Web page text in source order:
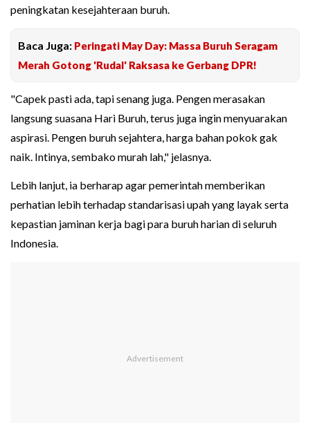
peningkatan kesejahteraan buruh.
Baca Juga: Peringati May Day: Massa Buruh Seragam
Merah Gotong 'Rudal' Raksasa ke Gerbang DPR!
"Capek pasti ada, tapi senang juga. Pengen merasakan
langsung suasana Hari Buruh, terus juga ingin menyuarakan
aspirasi. Pengen buruh sejahtera, harga bahan pokok gak
naik. Intinya, sembako murah lah," jelasnya.
Lebih lanjut, ia berharap agar pemerintah memberikan
perhatian lebih terhadap standarisasi upah yang layak serta
kepastian jaminan kerja bagi para buruh harian di seluruh
Indonesia.